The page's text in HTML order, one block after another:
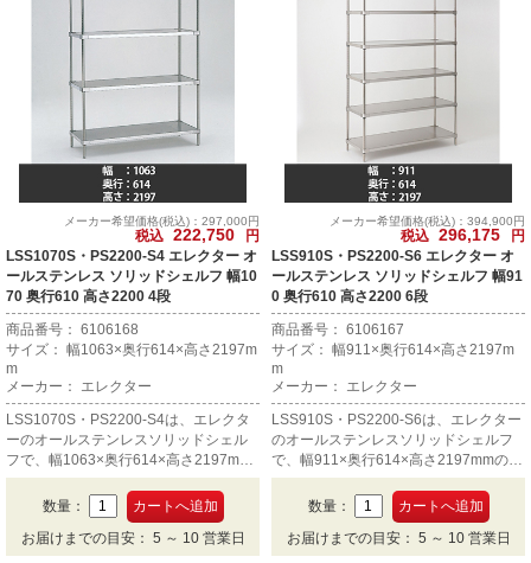
メーカー希望価格(税込)：297,000円
税込 222,750
円
LSS1070S・PS2200-S4 エレクター オ
ールステンレス ソリッドシェルフ 幅10
70 奥行610 高さ2200 4段
商品番号： 6106168
サイズ： 幅1063×奥行614×高さ2197m
m
メーカー： エレクター
LSS1070S・PS2200-S4は、エレクタ
ーのオールステンレスソリッドシェル
フで、幅1063×奥行614×高さ2197mm
の4段です。
数量：
お届けまでの目安： 5 ～ 10 営業日
メーカー希望価格(税込)：394,900円
税込 296,175
円
LSS910S・PS2200-S6 エレクター オ
ールステンレス ソリッドシェルフ 幅91
0 奥行610 高さ2200 6段
商品番号： 6106167
サイズ： 幅911×奥行614×高さ2197m
m
メーカー： エレクター
LSS910S・PS2200-S6は、エレクター
のオールステンレスソリッドシェルフ
で、幅911×奥行614×高さ2197mmの6
段です。
数量：
お届けまでの目安： 5 ～ 10 営業日